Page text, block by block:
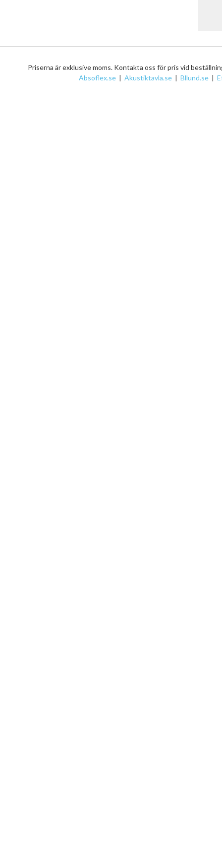
Priserna är exklusive moms. Kontakta oss för pris vid
Absoflex.se | Akustiktavla.se | Bllund.se |